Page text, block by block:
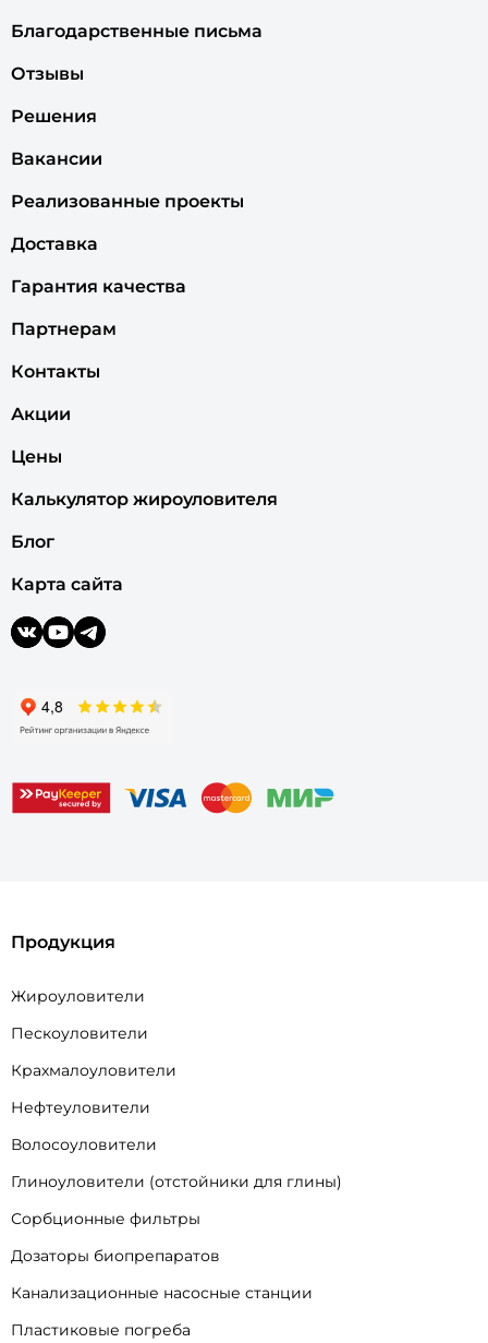
Благодарственные письма
Отзывы
Решения
Вакансии
Реализованные проекты
Доставка
Гарантия качества
Партнерам
Контакты
Акции
Цены
Калькулятор жироуловителя
Блог
Карта сайта
Продукция
Жироуловители
Пескоуловители
Крахмалоуловители
Нефтеуловители
Волосоуловители
Глиноуловители (отстойники для глины)
Сорбционные фильтры
Дозаторы биопрепаратов
Канализационные насосные станции
Пластиковые погреба